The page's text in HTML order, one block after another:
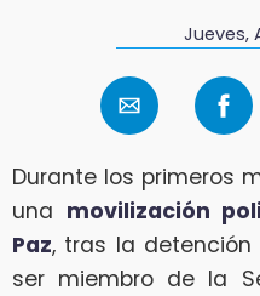
Jueves,
Durante los primeros
una movilización
Paz, tras la
ser miembro de la